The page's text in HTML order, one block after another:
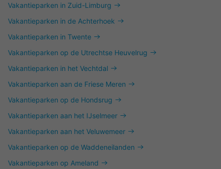
Vakantieparken in Zuid-Limburg
Vakantieparken in de Achterhoek
Vakantieparken in Twente
Vakantieparken op de Utrechtse Heuvelrug
Vakantieparken in het Vechtdal
Vakantieparken aan de Friese Meren
Vakantieparken op de Hondsrug
Vakantieparken aan het IJselmeer
Vakantieparken aan het Veluwemeer
Vakantieparken op de Waddeneilanden
Vakantieparken op Ameland